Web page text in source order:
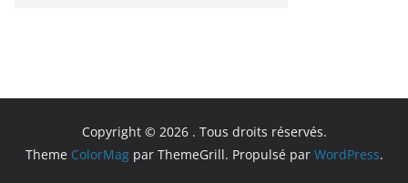
Copyright © 2026 . Tous droits réservés.
Theme ColorMagpar ThemeGrill. Propulsé par WordPress.